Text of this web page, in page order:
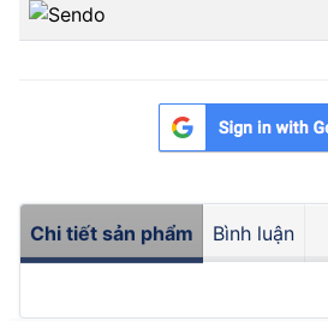
Chi tiết sản phẩm Bình luận